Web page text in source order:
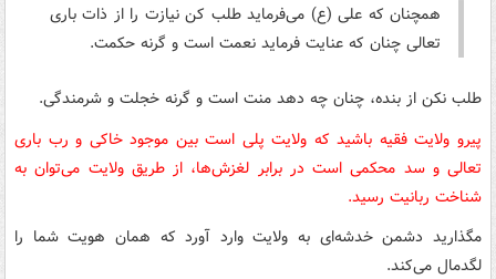
همچنان که علی (ع) می‌فرماید طلب کن نیازت را از ذات باری
تعالی چنان که عنایت فرماید نعمت است و گرنه حکمت.
طلب نکن از بنده، چنان چه دهد منت است و گرنه خجلت و شرمندگی.
پیرو ولایت فقیه باشید که ولایت پلی است بین موجود خاکی و رب باری
تعالی و سد محکمی است در برابر لغزش‌ها، از طریق ولایت می‌توان به
شناخت ربانیت رسید.
مگذارید دشمن خدشه‌ای به ولایت وارد آورد که همان هویت شما را
لگدمال می‌کند.